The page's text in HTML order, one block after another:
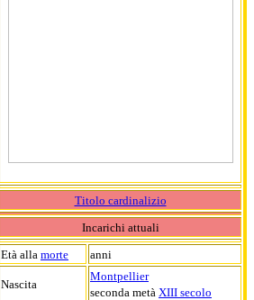
Titolo cardinalizio
Incarichi attuali
Età alla morte anni
Nascita
Montpellier
seconda metà XIII secolo